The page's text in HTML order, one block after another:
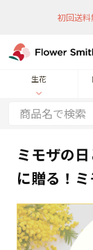
初回送料
生花
ミモザの
に贈る！